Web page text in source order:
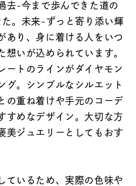
～
去-今まで歩んできた道の
。未来-ずっと寄り添い輝
あり、身に着ける人をいつ
想いが込められています。
ートのラインがダイヤモン
グ。シンプルなシルエット
の重ね着けや手元のコーデ
すめなデザイン。大切な方
美ジュエリーとしてもおす
ているため、実際の色味や